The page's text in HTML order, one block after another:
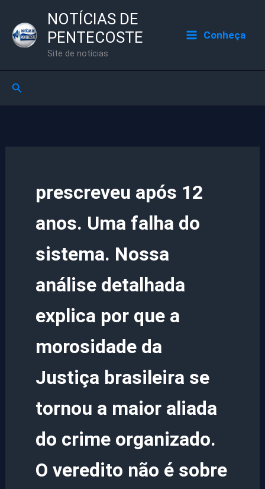
para
NOTÍCIAS DE
PENTECOSTE
Site de notícias
Conheça
Pesquisar
prescreveu após 12
anos. Uma falha do
sistema. Nossa
análise detalhada
explica por que a
morosidade da
Justiça brasileira se
tornou a maior aliada
do crime organizado.
O veredito não é sobre